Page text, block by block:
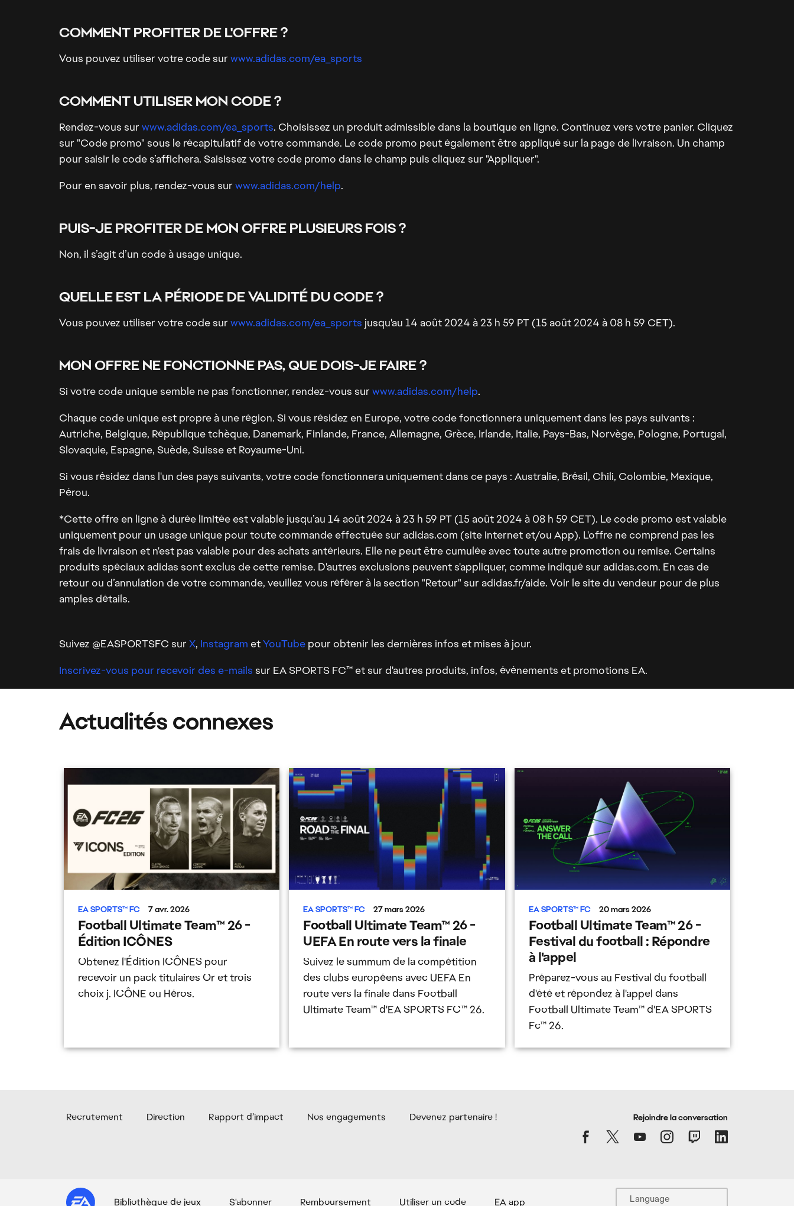
COMMENT PROFITER DE L'OFFRE ?
Vous pouvez utiliser votre code sur www.adidas.com/ea_sports
COMMENT UTILISER MON CODE ?
Rendez-vous sur www.adidas.com/ea_sports. Choisissez un produit admissible dans la boutique en ligne. Continuez vers votre panier. Cliquez
sur "Code promo" sous le récapitulatif de votre commande. Le code promo peut également être appliqué sur la page de livraison. Un champ
pour saisir le code s’affichera. Saisissez votre code promo dans le champ puis cliquez sur "Appliquer".
Pour en savoir plus, rendez-vous sur www.adidas.com/help.
PUIS-JE PROFITER DE MON OFFRE PLUSIEURS FOIS ?
Non, il s’agit d’un code à usage unique.
QUELLE EST LA PÉRIODE DE VALIDITÉ DU CODE ?
Vous pouvez utiliser votre code sur www.adidas.com/ea_sports jusqu'au 14 août 2024 à 23 h 59 PT (15 août 2024 à 08 h 59 CET).
MON OFFRE NE FONCTIONNE PAS, QUE DOIS-JE FAIRE ?
Si votre code unique semble ne pas fonctionner, rendez-vous sur www.adidas.com/help.
Chaque code unique est propre à une région. Si vous résidez en Europe, votre code fonctionnera uniquement dans les pays suivants :
Autriche, Belgique, République tchèque, Danemark, Finlande, France, Allemagne, Grèce, Irlande, Italie, Pays-Bas, Norvège, Pologne, Portugal,
Slovaquie, Espagne, Suède, Suisse et Royaume-Uni.
Si vous résidez dans l'un des pays suivants, votre code fonctionnera uniquement dans ce pays : Australie, Brésil, Chili, Colombie, Mexique,
Pérou.
*Cette offre en ligne à durée limitée est valable jusqu’au 14 août 2024 à 23 h 59 PT (15 août 2024 à 08 h 59 CET). Le code promo est valable
uniquement pour un usage unique pour toute commande effectuée sur adidas.com (site internet et/ou App). L'offre ne comprend pas les
frais de livraison et n'est pas valable pour des achats antérieurs. Elle ne peut être cumulée avec toute autre promotion ou remise. Certains
produits spéciaux adidas sont exclus de cette remise. D'autres exclusions peuvent s'appliquer, comme indiqué sur adidas.com. En cas de
retour ou d’annulation de votre commande, veuillez vous référer à la section "Retour" sur adidas.fr/aide. Voir le site du vendeur pour de plus
amples détails.
Suivez @EASPORTSFC sur X, Instagram etYouTubepour obtenir les dernières infos et mises à jour.
Inscrivez-vous pour recevoir des e-mails sur EA SPORTS FC™ et sur d'autres produits, infos, événements et promotions EA.